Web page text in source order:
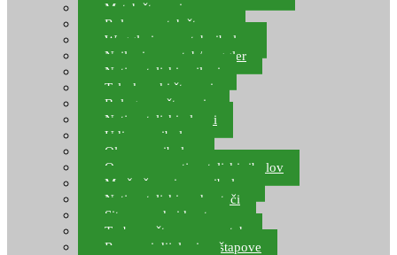
Match štapovi
Role za match štapove
Waggleri za match ribolov
Najloni za match/waggler
Natjecateljski najloni
Teleskopski štapovi
Bolognese štapovi
Natjecateljski plovci
Udice za ribolov
Olovo za ribolov
Oprema za natjecateljski ribolov
Mreže čuvarice za ribolov
Natjecateljski podmetači
Sito, posude i kante
Torbe za štapove – match
Rezervni dijelovi za štapove